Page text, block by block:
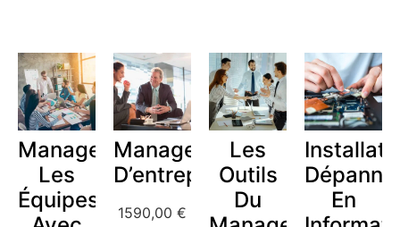
Manager
Les
Équipes
Management
D’entreprise
1590,00 €
Les
Outils
Du
En